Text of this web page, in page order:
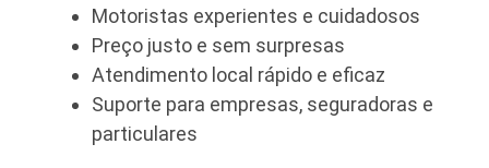
Motoristas experientes e cuidadosos
Preço justo e sem surpresas
Atendimento local rápido e eficaz
Suporte para empresas, seguradoras e
particulares